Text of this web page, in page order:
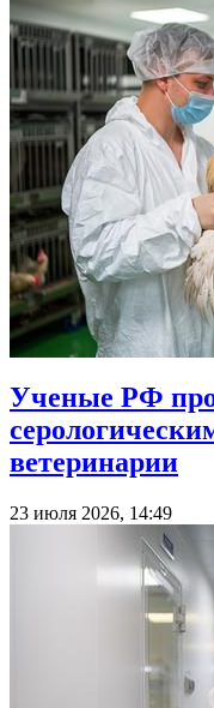
Ученые РФ
ветеринарии
23 июля 2026, 14:49